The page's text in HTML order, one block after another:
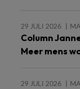
29 JULI 2026
Column
Meer mens
29 JULI 2026